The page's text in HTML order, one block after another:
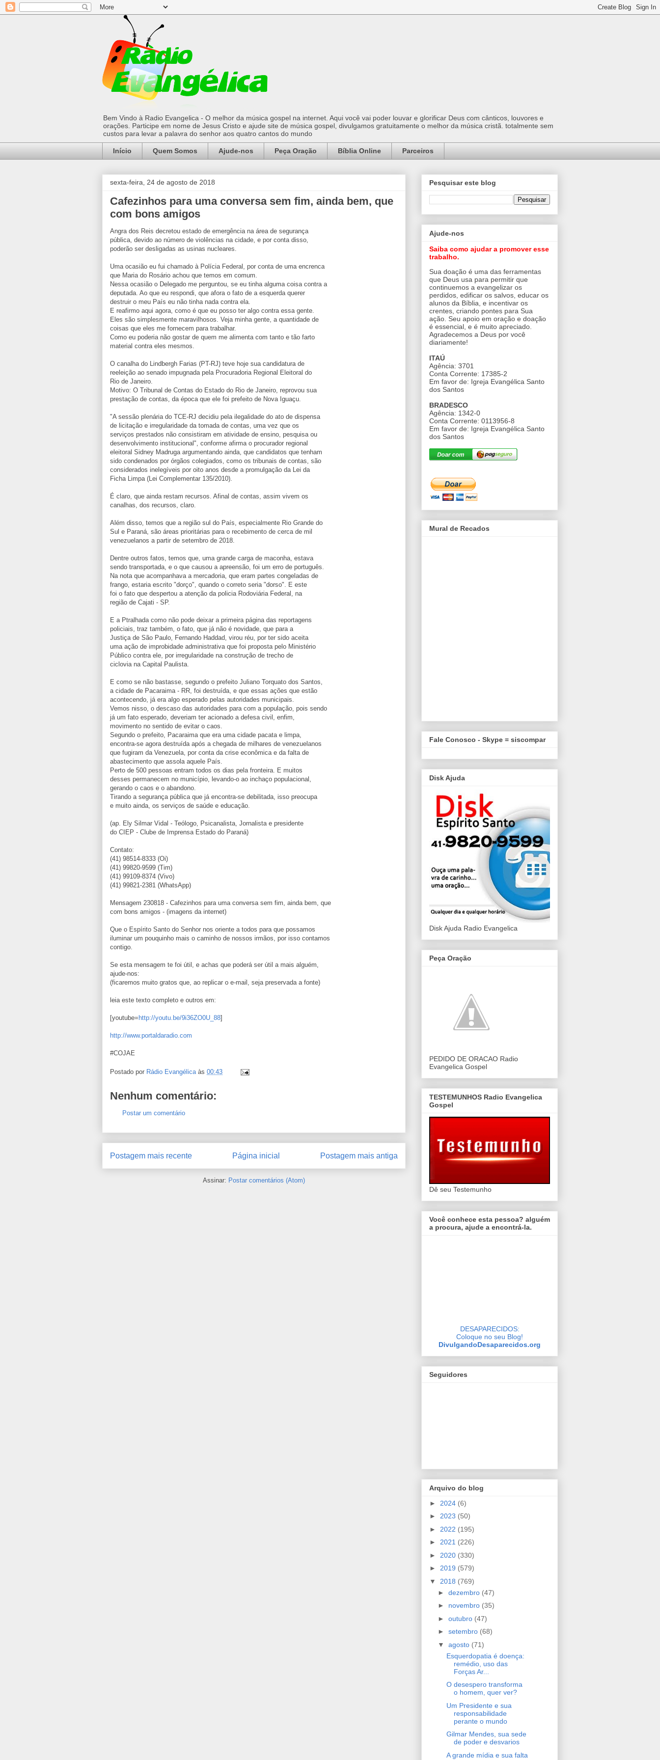
Bem Vindo à Radio Evangelica - O melhor da música gospel na internet. Aqui você vai poder louvar e glorificar Deus com cânticos, louvores e
orações. Participe em nome de Jesus Cristo e ajude site de música gospel, divulgamos gratuitamente o melhor da música cristã. totalmente sem
custos para levar a palavra do senhor aos quatro cantos do mundo
Início Quem Somos Ajude-nos Peça Oração Bíblia Online Parceiros
sexta-feira, 24 de agosto de 2018
Cafezinhos para uma conversa sem fim, ainda bem, que
com bons amigos
Angra dos Reis decretou estado de emergência na área de segurança
pública, devido ao número de violências na cidade, e por conta disso,
poderão ser desligadas as usinas nucleares.
Uma ocasião eu fui chamado à Polícia Federal, por conta de uma encrenca
que Maria do Rosário achou que temos em comum.
Nessa ocasião o Delegado me perguntou, se eu tinha alguma coisa contra a
deputada. Ao que eu respondi, que afora o fato de a esquerda querer
destruir o meu País eu não tinha nada contra ela.
E reafirmo aqui agora, como é que eu posso ter algo contra essa gente.
Eles são simplesmente maravilhosos. Veja minha gente, a quantidade de
coisas que eles me fornecem para trabalhar.
Como eu poderia não gostar de quem me alimenta com tanto e tão farto
material contra eles mesmos.
O canalha do Lindbergh Farias (PT-RJ) teve hoje sua candidatura de
reeleição ao senado impugnada pela Procuradoria Regional Eleitoral do
Rio de Janeiro.
Motivo: O Tribunal de Contas do Estado do Rio de Janeiro, reprovou sua
prestação de contas, da época que ele foi prefeito de Nova Iguaçu.
"A sessão plenária do TCE-RJ decidiu pela ilegalidade do ato de dispensa
de licitação e irregularidade da tomada de contas, uma vez que os
serviços prestados não consistiram em atividade de ensino, pesquisa ou
desenvolvimento institucional", conforme afirma o procurador regional
eleitoral Sidney Madruga argumentando ainda, que candidatos que tenham
sido condenados por órgãos colegiados, como os tribunais de contas, são
considerados inelegíveis por oito anos desde a promulgação da Lei da
Ficha Limpa (Lei Complementar 135/2010).
É claro, que ainda restam recursos. Afinal de contas, assim vivem os
canalhas, dos recursos, claro.
Além disso, temos que a região sul do País, especialmente Rio Grande do
Sul e Paraná, são áreas prioritárias para o recebimento de cerca de mil
venezuelanos a partir de setembro de 2018.
Dentre outros fatos, temos que, uma grande carga de maconha, estava
sendo transportada, e o que causou a apreensão, foi um erro de português.
Na nota que acompanhava a mercadoria, que eram partes congeladas de
frango, estaria escrito "dorço", quando o correto seria "dorso". E este
foi o fato que despertou a atenção da policia Rodoviária Federal, na
região de Cajati - SP.
E a Ptralhada como não pode deixar a primeira página das reportagens
policiais, traz também, o fato, que já não é novidade, que para a
Justiça de São Paulo, Fernando Haddad, virou réu, por ter sido aceita
uma ação de improbidade administrativa que foi proposta pelo Ministério
Público contra ele, por irregularidade na construção de trecho de
ciclovia na Capital Paulista.
E como se não bastasse, segundo o prefeito Juliano Torquato dos Santos,
a cidade de Pacaraima - RR, foi destruída, e que essas ações que estão
acontecendo, já era algo esperado pelas autoridades municipais.
Vemos nisso, o descaso das autoridades para com a população, pois sendo
já um fato esperado, deveriam ter acionado a defesa civil, enfim,
movimento no sentido de evitar o caos.
Segundo o prefeito, Pacaraima que era uma cidade pacata e limpa,
encontra-se agora destruída após a chegada de milhares de venezuelanos
que fugiram da Venezuela, por conta da crise econômica e da falta de
abastecimento que assola aquele País.
Perto de 500 pessoas entram todos os dias pela fronteira. E muitos
desses permanecem no município, levando-o ao inchaço populacional,
gerando o caos e o abandono.
Tirando a segurança pública que já encontra-se debilitada, isso preocupa
e muito ainda, os serviços de saúde e educação.
(ap. Ely Silmar Vidal - Teólogo, Psicanalista, Jornalista e presidente
do CIEP - Clube de Imprensa Estado do Paraná)
Contato:
(41) 98514-8333 (Oi)
(41) 99820-9599 (Tim)
(41) 99109-8374 (Vivo)
(41) 99821-2381 (WhatsApp)
Mensagem 230818 - Cafezinhos para uma conversa sem fim, ainda bem, que
com bons amigos - (imagens da internet)
Que o Espírito Santo do Senhor nos oriente a todos para que possamos
iluminar um pouquinho mais o caminho de nossos irmãos, por isso contamos
contigo.
Se esta mensagem te foi útil, e achas que poderá ser útil a mais alguém,
ajude-nos:
(ficaremos muito gratos que, ao replicar o e-mail, seja preservada a fonte)
leia este texto completo e outros em:
[youtube= http://youtu.be/9i36ZO0U_88]
http://www.portaldaradio.com
#COJAE
Postado por Rádio Evangélica às 00:43
Nenhum comentário:
Postar um comentário
Postagem mais recente Postagem mais antiga
Página inicial
Assinar: Postar comentários (Atom)
Pesquisar este blog
Ajude-nos
Saiba como ajudar a promover esse
trabalho.
Sua doação é uma das ferramentas
que Deus usa para permitir que
continuemos a evangelizar os
perdidos, edificar os salvos, educar os
alunos da Bíblia, e incentivar os
crentes, criando pontes para Sua
ação. Seu apoio em oração e doação
é essencial, e é muito apreciado.
Agradecemos a Deus por você
diariamente!
ITAÚ
Agência: 3701
Conta Corrente: 17385-2
Em favor de: Igreja Evangélica Santo
dos Santos
BRADESCO
Agência: 1342-0
Conta Corrente: 0113956-8
Em favor de: Igreja Evangélica Santo
dos Santos
Mural de Recados
Fale Conosco - Skype = siscompar
Disk Ajuda
Disk Ajuda Radio Evangelica
Peça Oração
PEDIDO DE ORACAO Radio
Evangelica Gospel
TESTEMUNHOS Radio Evangelica
Gospel
Dê seu Testemunho
Você conhece esta pessoa? alguém
a procura, ajude a encontrá-la.
DESAPARECIDOS:
Coloque no seu Blog!
DivulgandoDesaparecidos.org
Seguidores
Arquivo do blog
► 2024 (6)
► 2023 (50)
► 2022 (195)
► 2021 (226)
► 2020 (330)
► 2019 (579)
▼ 2018 (769)
► dezembro (47)
► novembro (35)
► outubro (47)
► setembro (68)
▼ agosto (71)
Esquerdopatia é doença:
remédio, uso das
Forças Ar...
O desespero transforma
o homem, quer ver?
Um Presidente e sua
responsabilidade
perante o mundo
Gilmar Mendes, sua sede
de poder e desvarios
A grande mídia e sua falta